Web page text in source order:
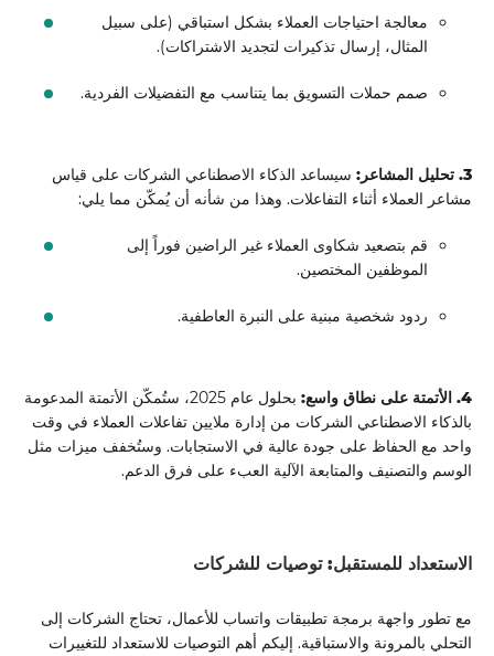
معالجة احتياجات العملاء بشكل استباقي (على سبيل
المثال، إرسال تذكيرات لتجديد الاشتراكات).
صمم حملات التسويق بما يتناسب مع التفضيلات الفردية.
3. تحليل المشاعر:
سيساعد الذكاء الاصطناعي الشركات على قياس
مشاعر العملاء أثناء التفاعلات. وهذا من شأنه أن يُمكّن مما يلي:
قم بتصعيد شكاوى العملاء غير الراضين فوراً إلى
الموظفين المختصين.
ردود شخصية مبنية على النبرة العاطفية.
4. الأتمتة على نطاق واسع:
بحلول عام 2025، ستُمكّن الأتمتة المدعومة
بالذكاء الاصطناعي الشركات من إدارة ملايين تفاعلات العملاء في وقت
واحد مع الحفاظ على جودة عالية في الاستجابات. وستُخفف ميزات مثل
الوسم والتصنيف والمتابعة الآلية العبء على فرق الدعم.
الاستعداد للمستقبل: توصيات للشركات
مع تطور واجهة برمجة تطبيقات واتساب للأعمال، تحتاج الشركات إلى
التحلي بالمرونة والاستباقية. إليكم أهم التوصيات للاستعداد للتغييرات